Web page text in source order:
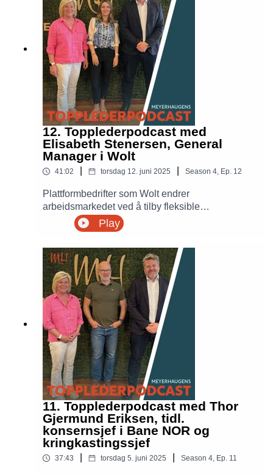
12. Topplederpodcast med
Elisabeth Stenersen, General
Manager i Wolt
41:02 torsdag 12. juni 2025 Season 4, Ep. 12
Plattformbedrifter som Wolt endrer
arbeidsmarkedet ved å tilby fleksible
ansettelsesformer for bud og oppdragstakere,
samtidig som de tilfredsstiller forbrukernes
General Manager i Wolt ,Elisabeth Stenersen,
reflekterer over utfordringer knyttet til "gig
economy"-modellen, inkludert debatter om
sikkerhet, trygderettigheter og hvordan selskaper
kan tilpasse seg en stadig mer digitalisert
hverdag i Topplederpodcasten med Siv Jensen
og Petter Meyer.
Play
11. Topplederpodcast med Thor
Gjermund Eriksen, tidl.
konsernsjef i Bane NOR og
kringkastingssjef
37:43 torsdag 5. juni 2025 Season 4, Ep. 11